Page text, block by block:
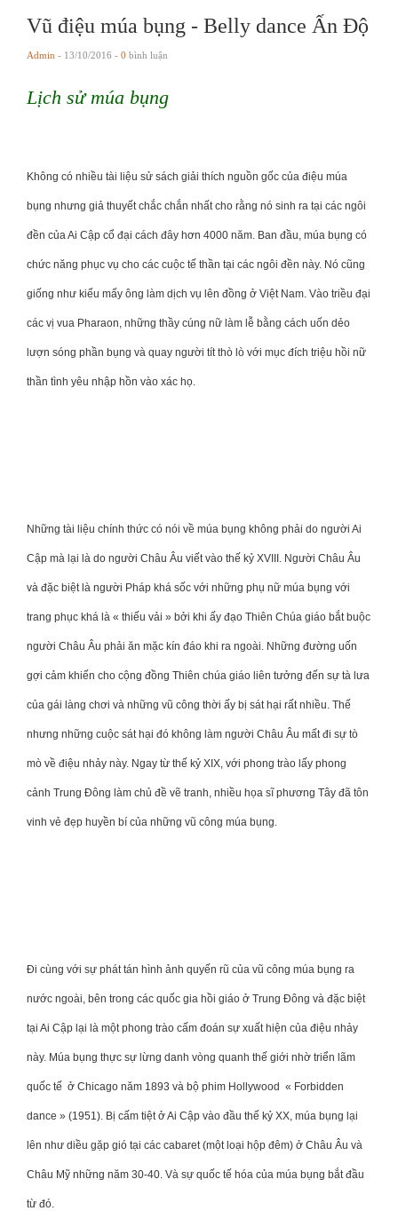
Vũ điệu múa bụng - Belly dance Ấn Độ
Admin - 13/10/2016 - 0 bình luận
Lịch sử múa bụng
Không có nhiều tài liệu sử sách giải thích nguồn gốc của điệu múa
bụng nhưng giả thuyết chắc chắn nhất cho rằng nó sinh ra tại các ngôi
đền của Ai Cập cổ đại cách đây hơn 4000 năm. Ban đầu, múa bụng có
chức năng phục vụ cho các cuộc tế thần tại các ngôi đền này. Nó cũng
giống như kiểu mấy ông làm dịch vụ lên đồng ở Việt Nam. Vào triều đại
các vị vua Pharaon, những thầy cúng nữ làm lễ bằng cách uốn dẻo
lượn sóng phần bụng và quay người tít thò lò với mục đích triệu hồi nữ
thần tình yêu nhập hồn vào xác họ.
Những tài liệu chính thức có nói về múa bụng không phải do người Ai
Cập mà lại là do người Châu Âu viết vào thế kỷ XVIII. Người Châu Âu
và đặc biệt là người Pháp khá sốc với những phụ nữ múa bụng với
trang phục khá là « thiếu vải » bởi khi ấy đạo Thiên Chúa giáo bắt buộc
người Châu Âu phải ăn mặc kín đáo khi ra ngoài. Những đường uốn
gợi cảm khiến cho cộng đồng Thiên chúa giáo liên tưởng đến sự tà lưa
của gái làng chơi và những vũ công thời ấy bị sát hại rất nhiều. Thế
nhưng những cuộc sát hại đó không làm người Châu Âu mất đi sự tò
mò về điệu nhảy này. Ngay từ thế kỷ XIX, với phong trào lấy phong
cảnh Trung Đông làm chủ đề vẽ tranh, nhiều họa sĩ phương Tây đã tôn
vinh vẻ đẹp huyền bí của những vũ công múa bụng.
Đi cùng với sự phát tán hình ảnh quyến rũ của vũ công múa bụng ra
nước ngoài, bên trong các quốc gia hồi giáo ở Trung Đông và đặc biệt
tại Ai Cập lại là một phong trào cấm đoán sự xuất hiện của điệu nhảy
này. Múa bụng thực sự lừng danh vòng quanh thế giới nhờ triển lãm
quốc tế ở Chicago năm 1893 và bộ phim Hollywood « Forbidden
dance » (1951). Bị cấm tiệt ở Ai Cập vào đầu thế kỷ XX, múa bụng lại
lên như diều gặp gió tại các cabaret (một loại hộp đêm) ở Châu Âu và
Châu Mỹ những năm 30-40. Và sự quốc tế hóa của múa bụng bắt đầu
từ đó.